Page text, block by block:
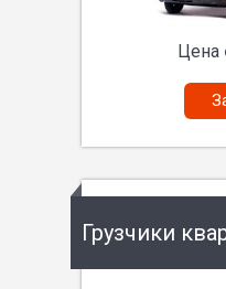
Цена
Грузчики